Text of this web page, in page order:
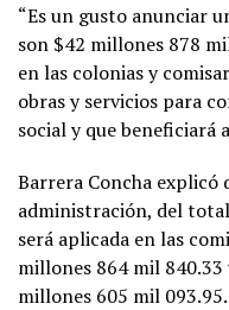
“Es un gusto anunciar
son $42 millones 878
en las colonias y
obras y servicios para
social y que beneficiará
Barrera Concha explicó
administración, del
será aplicada en las
millones 864 mil 840.33
millones 605 mil 093.95.